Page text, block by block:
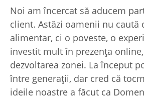
Noi am încercat să aducem
client. Astăzi oamenii nu
alimentar, ci o poveste, o
investit mult în prezența
dezvoltarea zonei. La început
între generații, dar cred că
ideile noastre a făcut ca